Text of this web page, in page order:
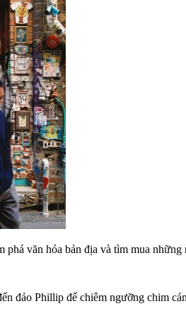
văn hóa bản địa và tìm mua
đảo Phillip để chiêm ngưỡng chim